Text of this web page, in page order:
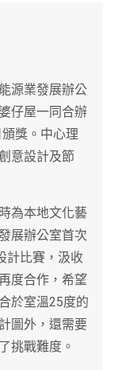
源業發展辦公
仔屋一同合辦
獎。中心理
意設計及節
為本地文化藝
展辦公室首次
計比賽，汲收
度合作，希望
於室溫25度的
圖外，還需要
挑戰難度。